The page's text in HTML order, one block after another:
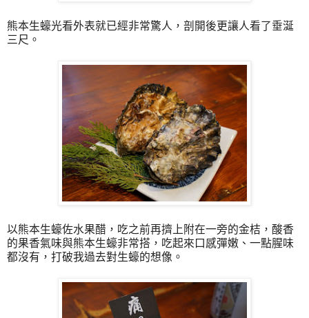
熊本生蠔光看外表就已經非常驚人，剖開後更讓人看了垂涎
三尺。
以熊本生蠔佐水果醋，吃之前再擠上附在一旁的金桔，酸香
的果香氣味與熊本生蠔非常搭，吃起來口感彈嫩、一點腥味
都沒有，打破我過去對生蠔的想像。